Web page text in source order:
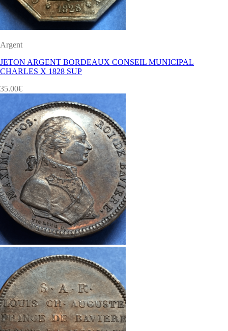
Argent
JETON ARGENT BORDEAUX CONSEIL MUNICIPAL
CHARLES X 1828 SUP
35.00€